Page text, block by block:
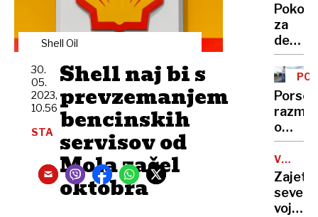
Shell Oil
Shell naj bi s
prevzemanjem
bencinskih
servisov od
Mola začel
oktobra
30.
05.
2023,
10.56
STA
za
so
na
že
danes
o
Rimca
VOJNA
V
Zajet
vojak